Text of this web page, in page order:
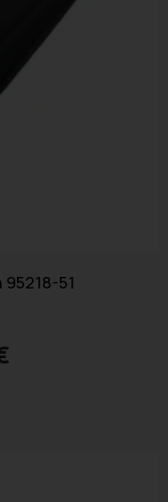
51